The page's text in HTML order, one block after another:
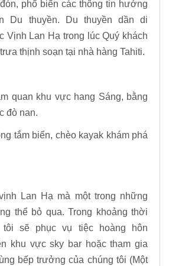
phổ biến các thông tin hướng
Du thuyền. Du thuyền dần di
Vịnh Lan Hạ trong lúc Quý khách
thịnh soạn tại nhà hàng Tahiti.
quan khu vực hang Sáng, bằng
đò nan.
tắm biển, chèo kayak khám phá
Lan Hạ mà một trong những
thể bỏ qua. Trong khoảng thời
tôi sẽ phục vụ tiệc hoàng hôn
khu vực sky bar hoặc tham gia
bếp trưởng của chúng tôi (Một